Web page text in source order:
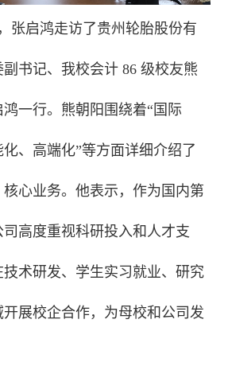
张启鸿走访了贵州轮胎股份有
书记、我校会计 86 级校友熊
一行。熊朝阳围绕着“国际
、高端化”等方面详细介绍了
心业务。他表示，作为国内第
高度重视科研投入和人才支
术研发、学生实习就业、研究
展校企合作，为母校和公司发